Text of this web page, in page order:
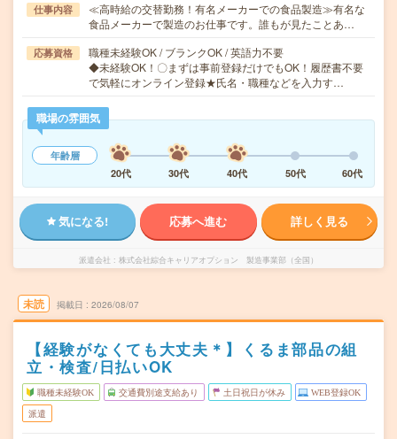
仕事内容
≪高時給の交替勤務！有名メーカーでの食品製造≫有名な
食品メーカーで製造のお仕事です。誰もが見たことあ…
応募資格
職種未経験OK / ブランクOK / 英語力不要
◆未経験OK！〇まずは事前登録だけでもOK！履歴書不要
で気軽にオンライン登録★氏名・職種などを入力す…
職場の雰囲気
年齢層
20代
30代 40代 50代 60代
気になる! 応募へ進む 詳しく見る
派遣会社 株式会社綜合キャリアオプション 製造事業部（全国）
未読 掲載日 2026/08/07
【経験がなくても大丈夫＊】くるま部品の組
立・検査/日払いOK
職種未経験OK 交通費別途支給あり 土日祝日が休み WEB登録OK
派遣